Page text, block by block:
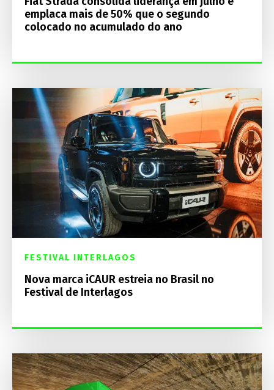
emplaca mais de 50% que o segundo
colocado no acumulado do ano
FESTIVAL INTERLAGOS
Nova marca iCAUR estreia no Brasil no
Festival de Interlagos